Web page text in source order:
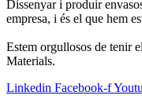
Dissenyar i produir
empresa, i és el que hem
Estem orgullosos de tenir
Materials.
Linkedin Facebook-f